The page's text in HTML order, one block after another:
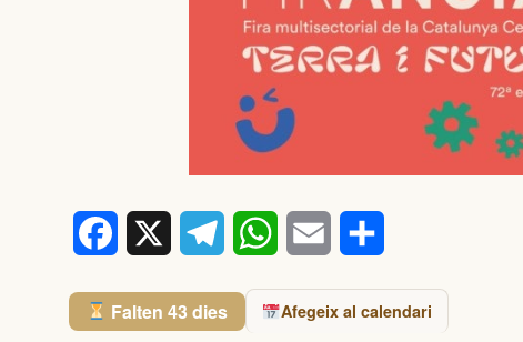
Facebook TelegramWhatsApp
Email
Falten 43 dies Afegeix al calendari